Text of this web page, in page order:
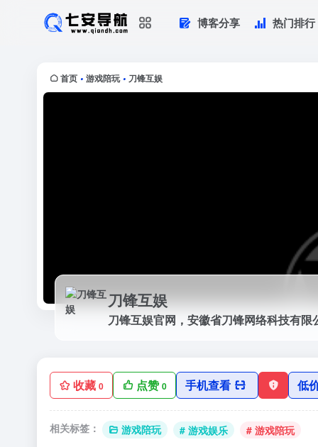
博客分享 热门排行
首页 • 游戏陪玩 • 刀锋互娱
刀锋互娱
收藏 0 点赞0 手机查看 低
相关标签： 游戏陪玩 # 游戏娱乐 # 游戏陪玩